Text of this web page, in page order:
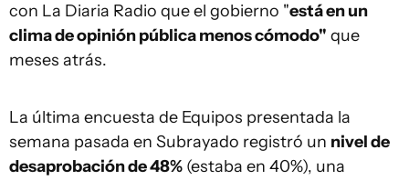
con La Diaria Radio que el gobierno "está en un
clima de opinión pública menos cómodo" que
meses atrás.
La última encuesta de Equipos presentada la
semana pasada en Subrayado registró un nivel de
desaprobación de 48% (estaba en 40%), una